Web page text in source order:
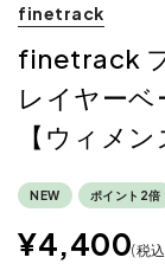
finetrack
finetrack
レイヤー
【ウィメン
NEW ポイント2倍
¥4,400 税込